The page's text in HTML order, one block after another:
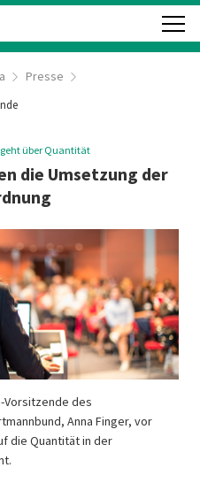
Presse
über Quantität
die Umsetzung der
Vorsitzende des
Anna Finger, vor
die Quantität in der